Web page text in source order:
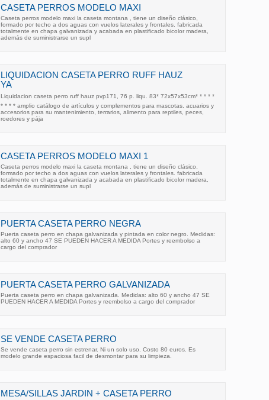
CASETA PERROS MODELO MAXI
Caseta perros modelo maxi la caseta montana , tiene un diseño clásico,
formado por techo a dos aguas con vuelos laterales y frontales. fabricada
totalmente en chapa galvanizada y acabada en plastificado bicolor madera,
además de suministrarse un supl
LIQUIDACION CASETA PERRO RUFF HAUZ
YA
Liquidacion caseta perro ruff hauz pvp171, 76 p. liqu. 83* 72x57x53cm* * * * *
* * * * amplio catálogo de artículos y complementos para mascotas. acuarios y
accesorios para su mantenimiento, terrarios, alimento para reptiles, peces,
roedores y pája
CASETA PERROS MODELO MAXI 1
Caseta perros modelo maxi la caseta montana , tiene un diseño clásico,
formado por techo a dos aguas con vuelos laterales y frontales. fabricada
totalmente en chapa galvanizada y acabada en plastificado bicolor madera,
además de suministrarse un supl
PUERTA CASETA PERRO NEGRA
Puerta caseta perro en chapa galvanizada y pintada en color negro. Medidas:
alto 60 y ancho 47 SE PUEDEN HACER A MEDIDA Portes y reembolso a
cargo del comprador
PUERTA CASETA PERRO GALVANIZADA
Puerta caseta perro en chapa galvanizada. Medidas: alto 60 y ancho 47 SE
PUEDEN HACER A MEDIDA Portes y reembolso a cargo del comprador
SE VENDE CASETA PERRO
Se vende caseta perro sin estrenar. Ni un solo uso. Costo 80 euros. Es
modelo grande espaciosa facil de desmontar para su limpieza.
MESA/SILLAS JARDIN + CASETA PERRO